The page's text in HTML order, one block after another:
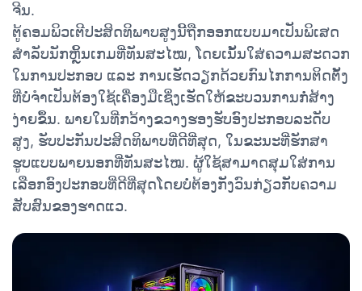
ຈີນ.
ຕູ້ຄອມພິວເຕີປະສິດທິພາບສູງນີ້ຖືກອອກແບບມາເປັນພິເສດ
ສຳລັບນັກຫຼິ້ນເກມທີ່ທັນສະໄໝ, ໂດຍເນັ້ນໃສ່ຄວາມສະດວກ
ໃນການປະກອບ ແລະ ການເຮັດວຽກດ້ວຍກົນໄກການຕິດຕັ້ງ
ທີ່ບໍ່ຈຳເປັນຕ້ອງໃຊ້ເຄື່ອງມືເຊິ່ງເຮັດໃຫ້ຂະບວນການກໍ່ສ້າງ
ງ່າຍຂຶ້ນ. ພາຍໃນທີ່ກວ້າງຂວາງຮອງຮັບອົງປະກອບລະດັບ
ສູງ, ຮັບປະກັນປະສິດທິພາບທີ່ດີທີ່ສຸດ, ໃນຂະນະທີ່ຮັກສາ
ຮູບແບບພາຍນອກທີ່ທັນສະໄໝ. ຜູ້ໃຊ້ສາມາດສຸມໃສ່ການ
ເລືອກອົງປະກອບທີ່ດີທີ່ສຸດໂດຍບໍ່ຕ້ອງກັງວົນກ່ຽວກັບຄວາມ
ສັບສົນຂອງຮາດແວ.